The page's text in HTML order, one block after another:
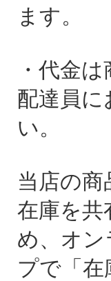
ます。
・代金
配達員に
い。
当店の商
在庫を共
め、オン
プで「在